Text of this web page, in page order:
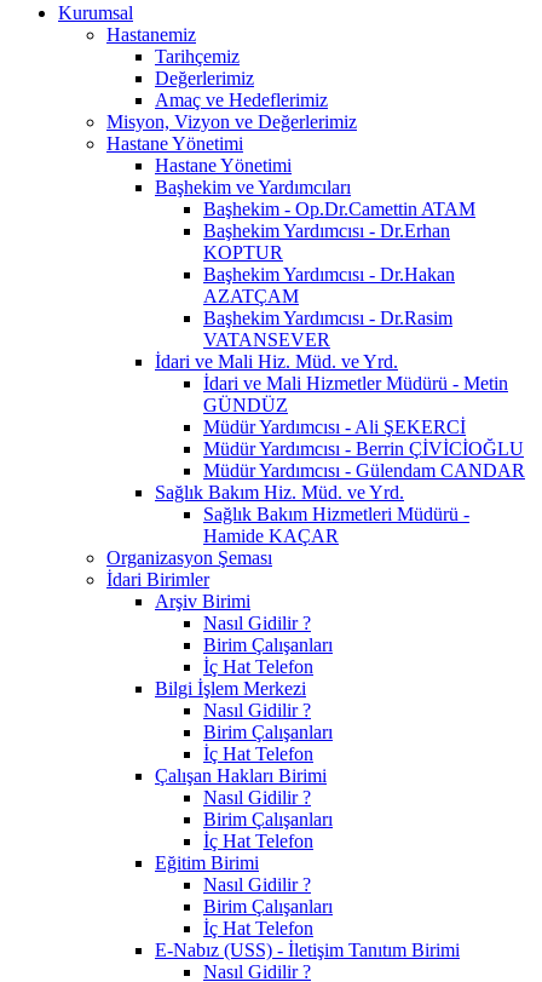
Kurumsal
Hastanemiz
Tarihçemiz
Değerlerimiz
Amaç ve Hedeflerimiz
Misyon, Vizyon ve Değerlerimiz
Hastane Yönetimi
Hastane Yönetimi
Başhekim ve Yardımcıları
Başhekim - Op.Dr.Camettin ATAM
Başhekim Yardımcısı - Dr.Erhan
KOPTUR
Başhekim Yardımcısı - Dr.Hakan
AZATÇAM
Başhekim Yardımcısı - Dr.Rasim
VATANSEVER
İdari ve Mali Hiz. Müd. ve Yrd.
İdari ve Mali Hizmetler Müdürü - Metin
GÜNDÜZ
Müdür Yardımcısı - Ali ŞEKERCİ
Müdür Yardımcısı - Berrin ÇİVİCİOĞLU
Müdür Yardımcısı - Gülendam CANDAR
Sağlık Bakım Hiz. Müd. ve Yrd.
Sağlık Bakım Hizmetleri Müdürü -
Hamide KAÇAR
Organizasyon Şeması
İdari Birimler
Arşiv Birimi
Nasıl Gidilir ?
Birim Çalışanları
İç Hat Telefon
Bilgi İşlem Merkezi
Nasıl Gidilir ?
Birim Çalışanları
İç Hat Telefon
Çalışan Hakları Birimi
Nasıl Gidilir ?
Birim Çalışanları
İç Hat Telefon
Eğitim Birimi
Nasıl Gidilir ?
Birim Çalışanları
İç Hat Telefon
E-Nabız (USS) - İletişim Tanıtım Birimi
Nasıl Gidilir ?